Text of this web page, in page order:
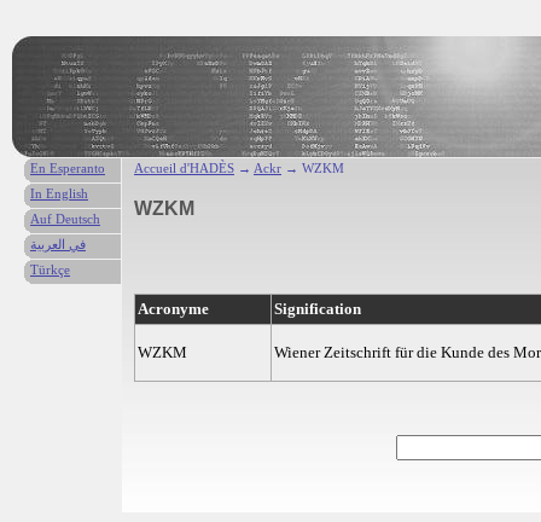
Accueil d'HADÈS → Ackr → WZKM
WZKM
Acronyme Signification
WZKM Wiener Zeitschrift für die Kunde des
En Esperanto
In English
Auf Deutsch
في العربية
Türkçe